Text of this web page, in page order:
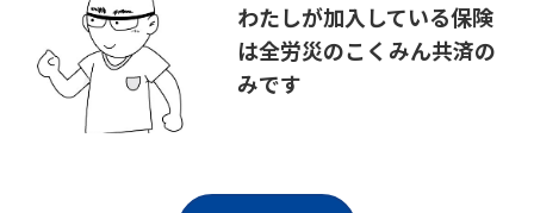
わたしが加入している保険
は全労災のこくみん共済の
みです